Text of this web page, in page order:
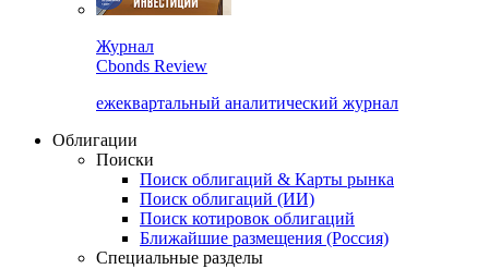
Журнал
Cbonds Review
ежеквартальный аналитический журнал
Облигации
Поиски
Поиск облигаций & Карты рынка
Поиск облигаций (ИИ)
Поиск котировок облигаций
Ближайшие размещения (Россия)
Специальные разделы